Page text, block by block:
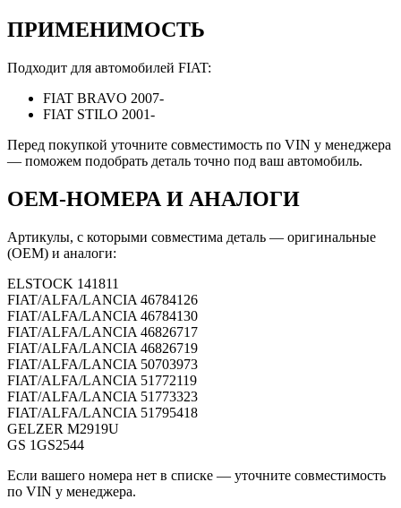
ПРИМЕНИМОСТЬ
Подходит для автомобилей FIAT:
FIAT BRAVO 2007-
FIAT STILO 2001-
Перед покупкой уточните совместимость по VIN у менеджера
— поможем подобрать деталь точно под ваш автомобиль.
OEM-НОМЕРА И АНАЛОГИ
Артикулы, с которыми совместима деталь — оригинальные
(OEM) и аналоги:
ELSTOCK 141811
FIAT/ALFA/LANCIA 46784126
FIAT/ALFA/LANCIA 46784130
FIAT/ALFA/LANCIA 46826717
FIAT/ALFA/LANCIA 46826719
FIAT/ALFA/LANCIA 50703973
FIAT/ALFA/LANCIA 51772119
FIAT/ALFA/LANCIA 51773323
FIAT/ALFA/LANCIA 51795418
GELZER M2919U
GS 1GS2544
Если вашего номера нет в списке — уточните совместимость
по VIN у менеджера.